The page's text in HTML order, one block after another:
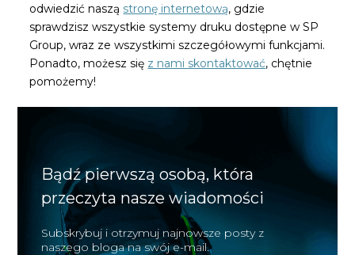
odwiedzić naszą stronę internetową, gdzie
sprawdzisz wszystkie systemy druku dostępne w SP
Group, wraz ze wszystkimi szczegółowymi funkcjami.
Ponadto, możesz się z nami skontaktować, chętnie
pomożemy!
Bądź pierwszą osobą, która
przeczyta nasze wiadomości
Subskrybuj i otrzymuj najnowsze posty z
naszego bloga na swój e-mail.